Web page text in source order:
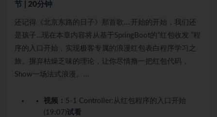
节 | 20分钟
还记得《北京东路的日子》那首歌….开始的开始，我们还
是孩子…现在本章内容将从基于SpringBoot的“红包收发 ”程
序的入口开始，实现极客专属的浪漫红包表白程序学习之
旅。摒弃枯燥乏味的理论，让你尽情撸一把红包代码，
Show一场法式浪漫。…
视频： 5-1 Controller:从红包程序的入口开始
(19:07)试看